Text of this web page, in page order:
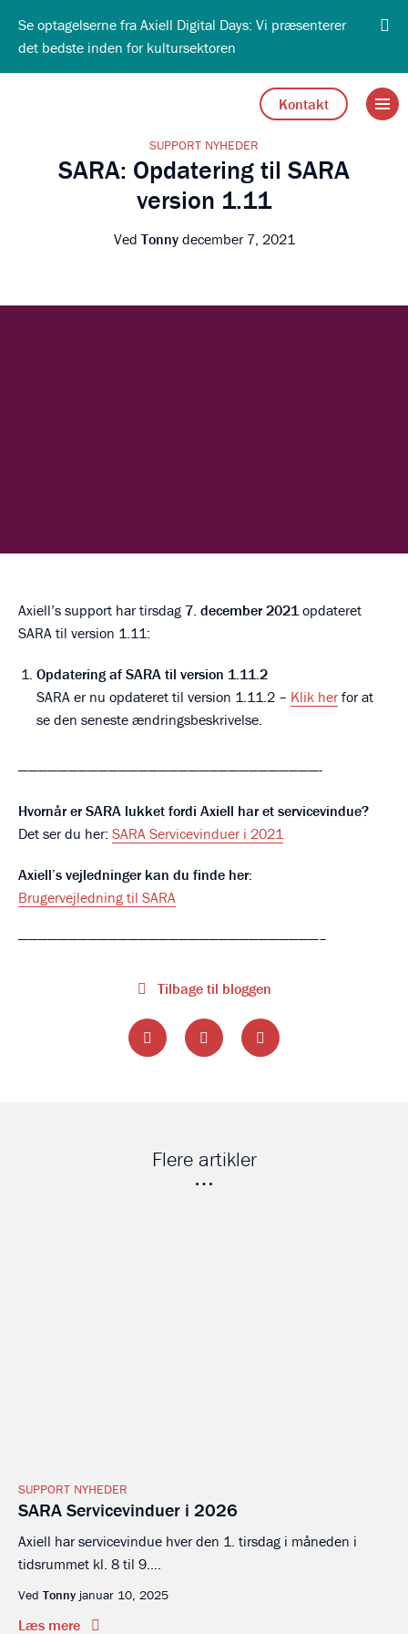
Se optagelserne fra Axiell Digital Days: Vi præsenterer
det bedste inden for kultursektoren
Kontakt Open
SUPPORT NYHEDER
SARA: Opdatering til SARA
version 1.11
Ved Tonnydecember 7, 2021
Axiell’s support har tirsdag 7. december 2021opdateret
SARA til version 1.11:
Opdatering af SARA til version 1.11.2
SARA er nu opdateret til version 1.11.2 – Klik her for at
se den seneste ændringsbeskrivelse.
——————————————————————————————-
Hvornår er SARA lukket fordi Axiell har et servicevindue?
Det ser du her: SARA Servicevinduer i 2021
Axiell’s vejledninger kan du finde her:
Brugervejledning til SARA
——————————————————————————————–
Tilbage til bloggen
Flere artikler
SUPPORT NYHEDER
SARA Servicevinduer i 2026
Axiell har servicevindue hver den 1. tirsdag i måneden i
tidsrummet kl. 8 til 9....
Ved Tonny januar 10, 2025
Læs mere